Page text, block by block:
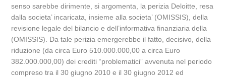
senso sarebbe dirimente, si argomenta, la perizia Deloitte, resa
dalla societa’ incaricata, insieme alla societa’ (OMISSIS), della
revisione legale del bilancio e dell’informativa finanziaria della
(OMISSIS). Da tale perizia emergerebbe il fatto, decisivo, della
riduzione (da circa Euro 510.000.000,00 a circa Euro
382.000.000,00) dei crediti “problematici” avvenuta nel periodo
compreso tra il 30 giugno 2010 e il 30 giugno 2012 ed